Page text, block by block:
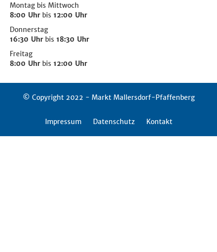
Montag bis Mittwoch
8:00 Uhr bis 12:00 Uhr
Donnerstag
16:30 Uhr bis 18:30 Uhr
Freitag
8:00 Uhr bis 12:00 Uhr
© Copyright 2022 - Markt Mallersdorf-Pfaffenberg
Impressum Datenschutz Kontakt